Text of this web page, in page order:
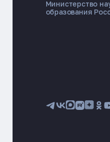
Министерство
образования